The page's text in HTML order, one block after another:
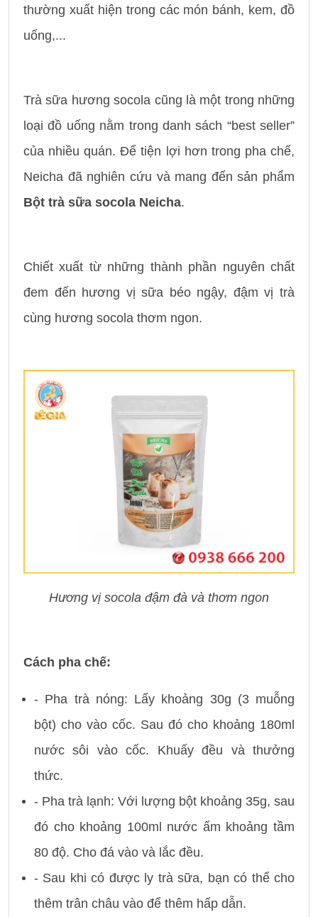
thường xuất hiện trong các món bánh, kem, đồ
uống,...
Trà sữa hương socola cũng là một trong những
loại đồ uống nằm trong danh sách “best seller”
của nhiều quán. Để tiện lợi hơn trong pha chế,
Neicha đã nghiên cứu và mang đến sản phẩm
Bột trà sữa socola Neicha.
Chiết xuất từ những thành phần nguyên chất
đem đến hương vị sữa béo ngậy, đậm vị trà
cùng hương socola thơm ngon.
Hương vị socola đậm đà và thơm ngon
Cách pha chế:
- Pha trà nóng: Lấy khoảng 30g (3 muỗng
bột) cho vào cốc. Sau đó cho khoảng 180ml
nước sôi vào cốc. Khuấy đều và thưởng
thức.
- Pha trà lạnh: Với lượng bột khoảng 35g, sau
đó cho khoảng 100ml nước ấm khoảng tầm
80 độ. Cho đá vào và lắc đều.
- Sau khi có được ly trà sữa, bạn có thể cho
thêm trân châu vào để thêm hấp dẫn.